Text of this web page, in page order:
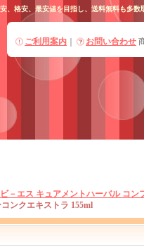
格安、最安値を目指し、送料無料も多数
ご利用案内 お問い合わせ
－エス キュアメントハーバル コ
ンクエキストラ 155ml